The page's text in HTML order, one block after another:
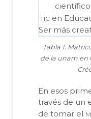
científico
tic en
Ser más
Tabla 1.
de la unam en
En esos
través de un
de tomar el